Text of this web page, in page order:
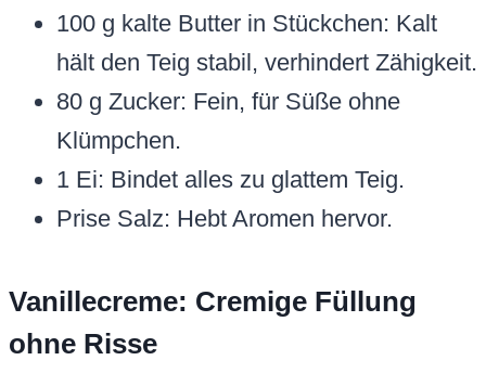
100 g kalte Butter in Stückchen: Kalt
hält den Teig stabil, verhindert Zähigkeit.
80 g Zucker: Fein, für Süße ohne
Klümpchen.
1 Ei: Bindet alles zu glattem Teig.
Prise Salz: Hebt Aromen hervor.
Vanillecreme: Cremige Füllung
ohne Risse